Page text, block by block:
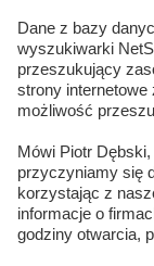
Dane z bazy
wyszukiwarki
przeszukujący
strony internetowe
możliwość
Mówi Piotr
przyczyniamy się
korzystając z
informacje o
godziny otwarcia,